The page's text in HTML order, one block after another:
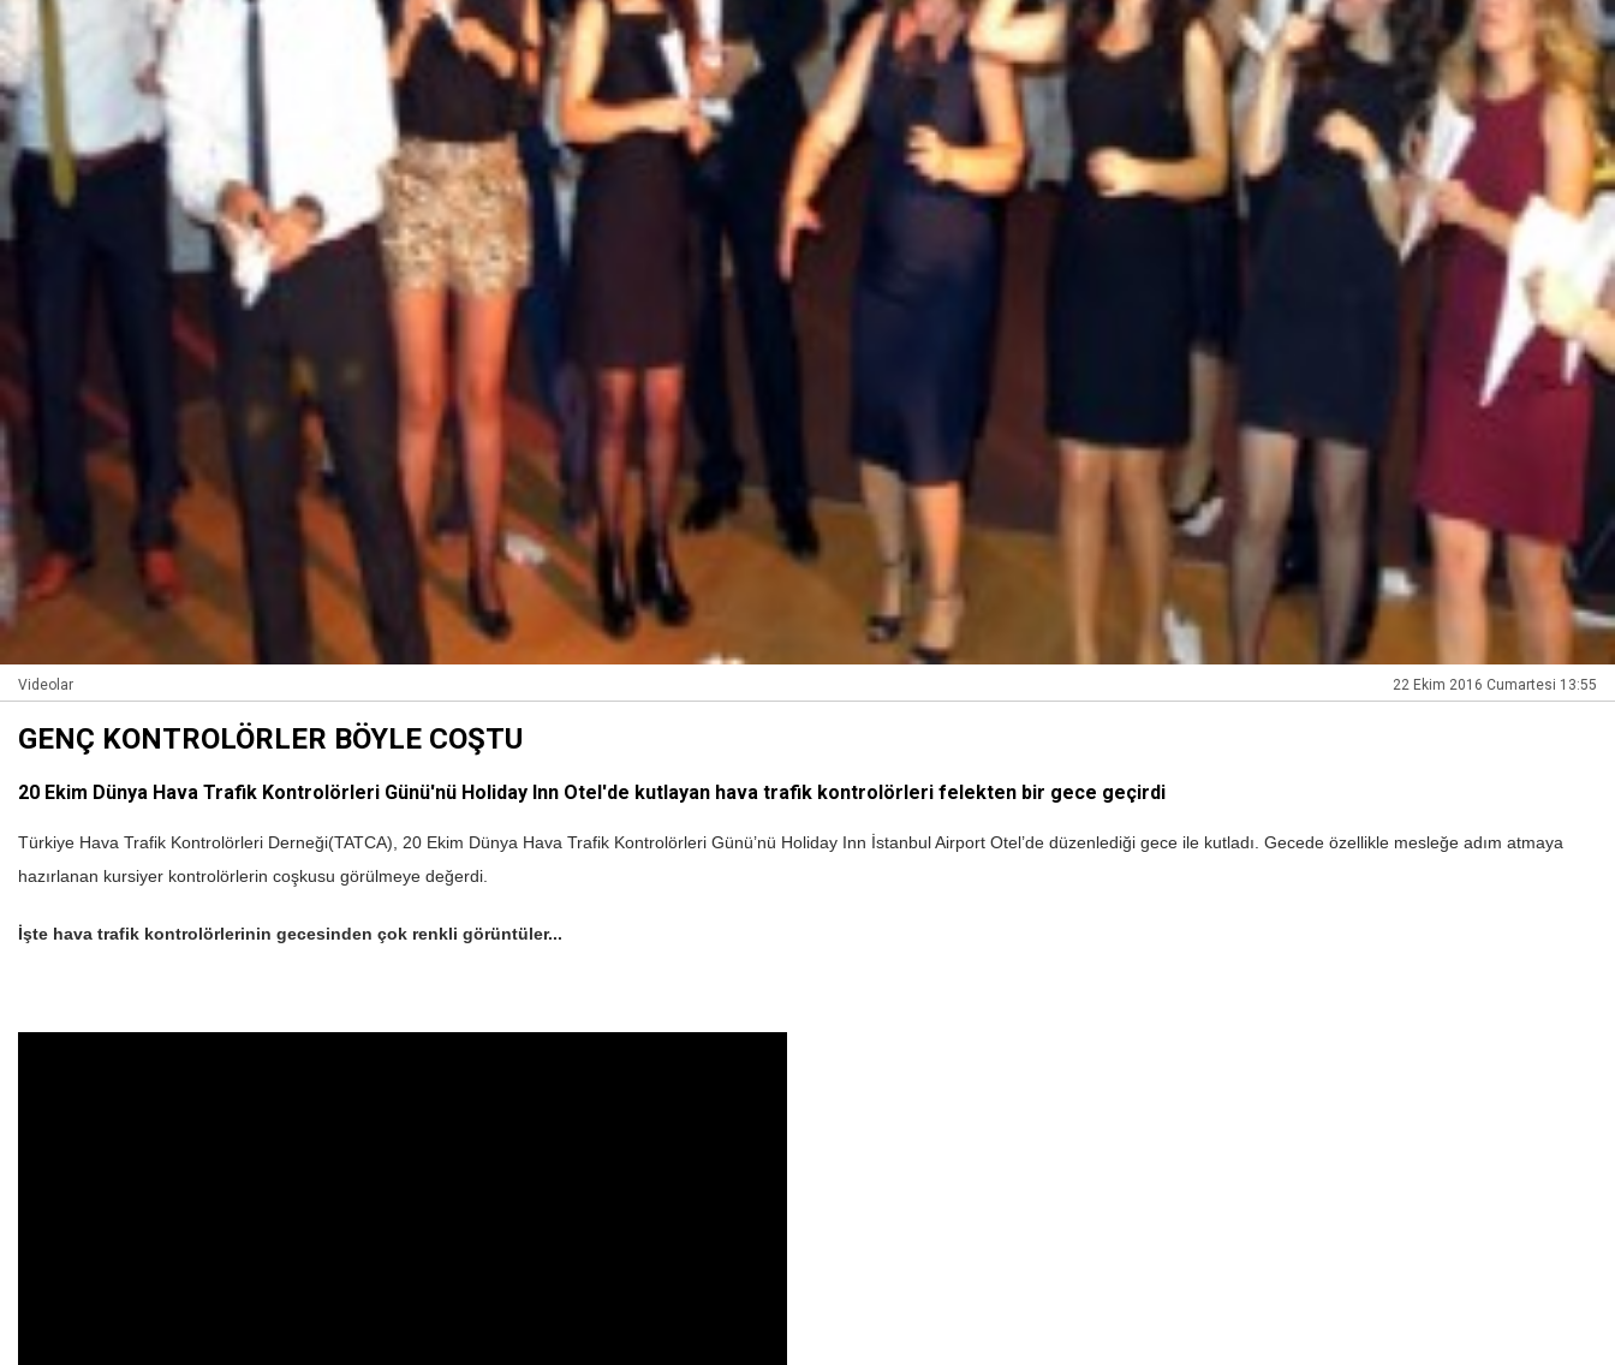
Videolar 22 Ekim 2016 Cumartesi 13:55
GENÇ KONTROLÖRLER BÖYLE COŞTU
20 Ekim Dünya Hava Trafik Kontrolörleri Günü'nü Holiday Inn Otel'de kutlayan hava trafik kontrolörleri felekten bir gece geçirdi
Türkiye Hava Trafik Kontrolörleri Derneği(TATCA), 20 Ekim Dünya Hava Trafik Kontrolörleri Günü’nü Holiday Inn İstanbul Airport Otel’de düzenlediği gece ile kutladı. Gecede özellikle mesleğe adım atmaya
hazırlanan kursiyer kontrolörlerin coşkusu görülmeye değerdi.
İşte hava trafik kontrolörlerinin gecesinden çok renkli görüntüler...